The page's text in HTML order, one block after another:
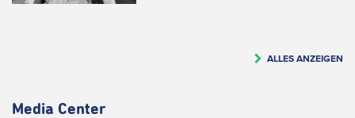
ALLES ANZEIGEN
Media Center